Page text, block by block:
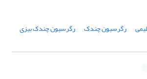
رگرسیون چندک رگرسیون چندک بیزی